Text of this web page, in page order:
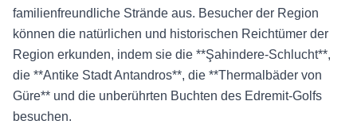
familienfreundliche Strände aus. Besucher der Region
können die natürlichen und historischen Reichtümer der
Region erkunden, indem sie die **Şahindere-Schlucht**,
die **Antike Stadt Antandros**, die **Thermalbäder von
Güre** und die unberührten Buchten des Edremit-Golfs
besuchen.